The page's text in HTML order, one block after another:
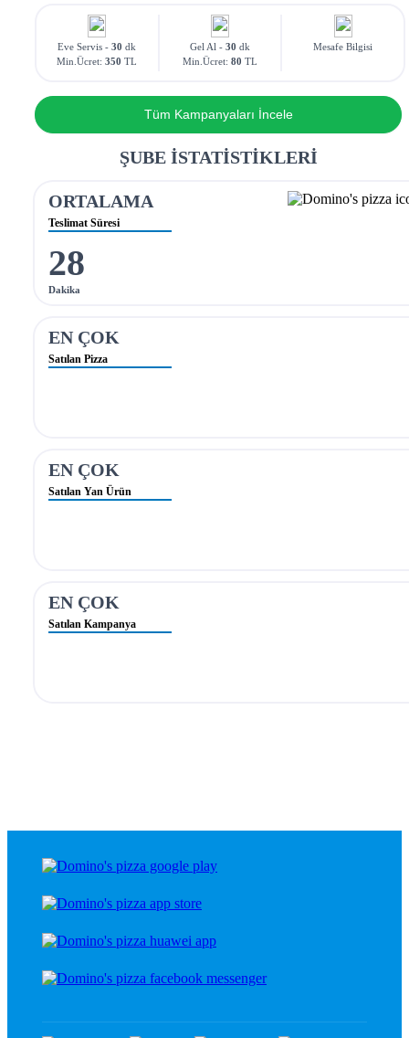
Eve Servis -30 dk
Min.Ücret:350 TL
Gel Al - 30 dk
Min.Ücret: 80 TL
Mesafe Bilgisi
Tüm Kampanyaları İncele
ŞUBE İSTATİSTİKLERİ
ORTALAMA
Teslimat Süresi
28
Dakika
EN ÇOK
Satılan Pizza
EN ÇOK
Satılan Yan Ürün
EN ÇOK
Satılan Kampanya